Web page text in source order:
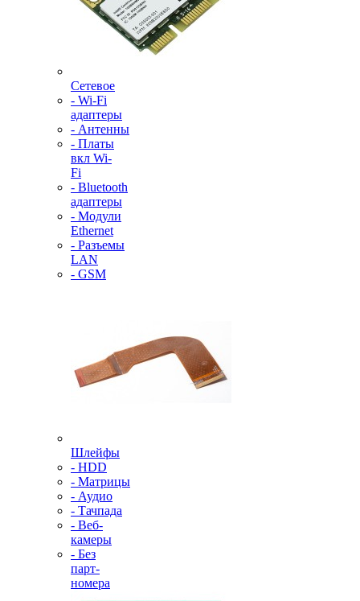
Сетевое
- Wi-Fi
адаптеры
- Антенны
- Платы
вкл Wi-
Fi
- Bluetooth
адаптеры
- Модули
Ethernet
- Разъемы
LAN
- GSM
Шлейфы
- HDD
- Матрицы
- Аудио
- Тачпада
- Веб-
камеры
- Без
парт-
номера